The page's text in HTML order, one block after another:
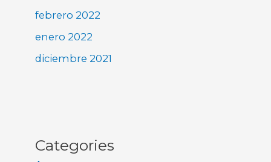
febrero 2022
enero 2022
diciembre 2021
Categories